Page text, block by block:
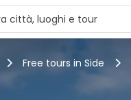
Free tours in Side